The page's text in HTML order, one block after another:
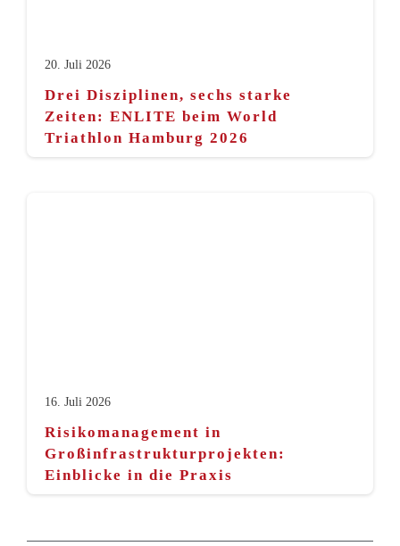
20. Juli 2026
Drei Disziplinen, sechs starke
Zeiten: ENLITE beim World
Triathlon Hamburg 2026
16. Juli 2026
Risikomanagement in
Großinfrastrukturprojekten:
Einblicke in die Praxis